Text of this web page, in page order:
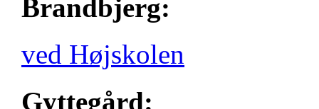
Brandbjerg:
ved Højskolen
Gyttegård: